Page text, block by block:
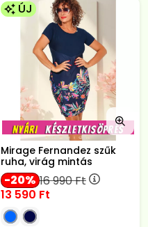
ÚJ
Mirage Fernandez szűk
ruha, virág mintás
20 16 990Ft
13 590 Ft